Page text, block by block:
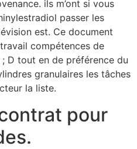
ils m’ont si vous
passer les
est. Ce document
compétences de
D tout en de préférence du
granulaires les tâches
la liste.
pour